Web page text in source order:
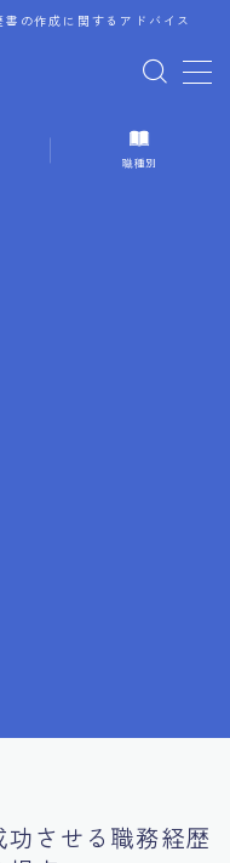
の作成に関するアドバイス
募書類
職種別
させる職務経歴